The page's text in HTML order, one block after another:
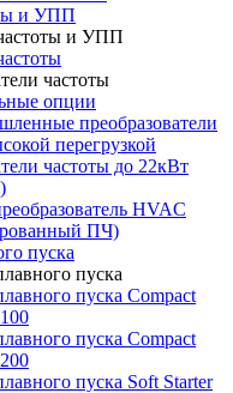
и УПП
и УПП
частоты
опции
преобразователи
перегрузкой
частоты до 22кВт
HVAC
ПЧ)
пуска
пуска
пуска Compact
пуска Compact
пуска Soft Starter